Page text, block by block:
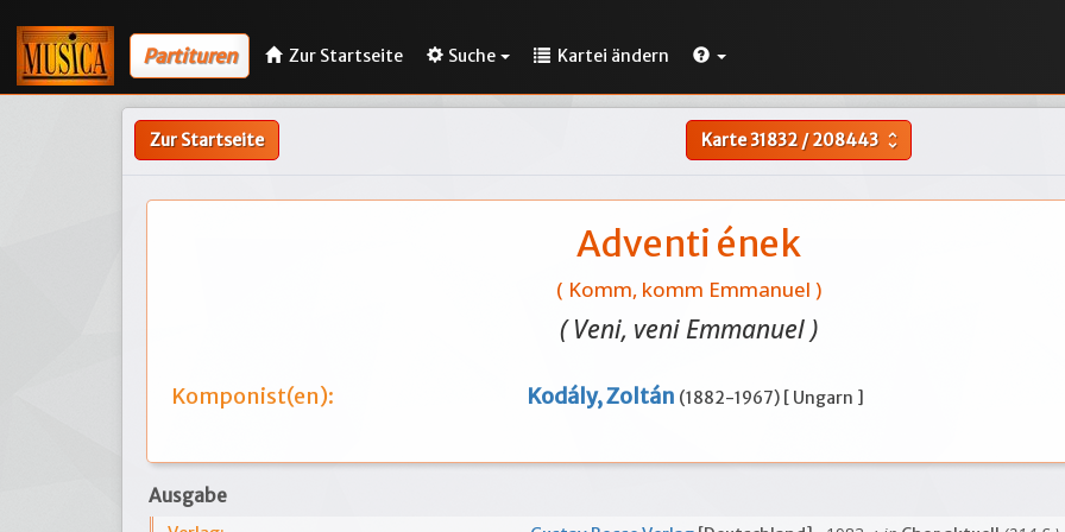
Partituren Zur Startseite Suche Kartei ändern
Zur Startseite Karte31832/208443 unfold_more
Adventi ének
( Komm, komm Emmanuel )
( Veni, veni Emmanuel )
Komponist(en): Kodály, Zoltán (1882-1967) [ Ungarn ]
Ausgabe